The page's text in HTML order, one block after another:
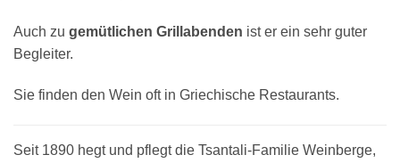
Auch zu gemütlichen Grillabenden ist er ein sehr guter
Begleiter.
Sie finden den Wein oft in Griechische Restaurants.
Seit 1890 hegt und pflegt die Tsantali-Familie Weinberge,